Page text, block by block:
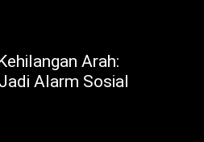
Arah:
Alarm Sosial